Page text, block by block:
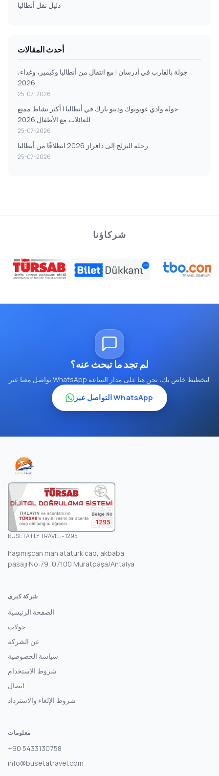
دليل نقل أنطاليا
أحدث المقالات
جولة بالقارب في أدرسان | مع انتقال من أنطاليا وكيمير، وغداء،
2026
25-07-2026
جولة وادي غويونوك ودينو بارك في أنطاليا | أكثر نشاط ممتع
للعائلات مع الأطفال 2026
25-07-2026
رحلة التزلج إلى دافراز 2026 انطلاقًا من أنطاليا
25-07-2026
شركاؤنا
لم تجد ما تبحث عنه؟
تواصل معنا عبر WhatsApp لتخطيط خاص بك، نحن هنا على مدار الساعة.
التواصل عبر WhatsApp
1295
BUSETA FLY TRAVEL - 1295
haşimişcan mah atatürk cad, akbaba
pasajı No:79, 07100 Muratpaşa/Antalya
شركة كبرى
الصفحة الرئيسية
جولات
عن الشركة
سياسة الخصوصية
شروط الاستخدام
اتصال
شروط الإلغاء والاسترداد
معلومات
+90 5433130758
info@busetatravel.com